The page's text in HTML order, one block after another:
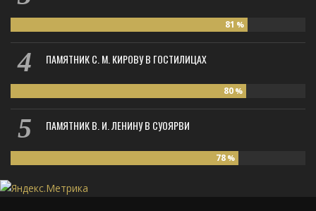
81 %
ПАМЯТНИК С. М. КИРОВУ В ГОСТИЛИЦАХ
80 %
ПАМЯТНИК В. И. ЛЕНИНУ В СУОЯРВИ
78 %